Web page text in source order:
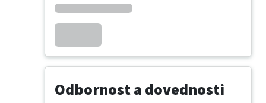
Odbornost a dovednosti